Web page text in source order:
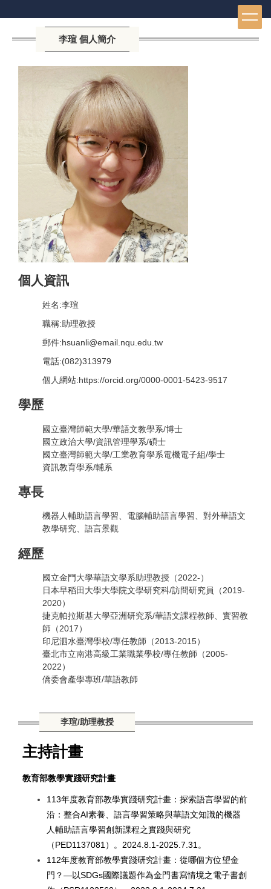
到
李瑄 個人簡介
個人資訊
姓名:李瑄
職稱:助理教授
郵件:hsuanli@email.nqu.edu.tw
電話:(082)313979
個人網站:https://orcid.org/0000-0001-5423-9517
學歷
國立臺灣師範大學/華語文教學系/博士
國立政治大學/資訊管理學系/碩士
國立臺灣師範大學/工業教育學系電機電子組/學士
資訊教育學系/輔系
專長
機器人輔助語言學習、電腦輔助語言學習、對外華語文
教學研究、語言景觀
經歷
國立金門大學華語文學系助理教授（2022-）
日本早稻田大學大學院文學研究科/訪問研究員（2019-
2020）
捷克帕拉斯基大學亞洲研究系/華語文課程教師、實習教
師（2017）
印尼泗水臺灣學校/專任教師（2013-2015）
臺北市立南港高級工業職業學校/專任教師（2005-
2022）
僑委會產學專班/華語教師
李瑄/助理教授
主持計畫
教育部教學實踐研究計畫
113年度教育部教學實踐研究計畫：探索語言學習的前
沿：整合AI素養、語言學習策略與華語文知識的機器
人輔助語言學習創新課程之實踐與研究
（PED1137081）。2024.8.1-2025.7.31。
112年度教育部教學實踐研究計畫：從哪個方位望金
門？—以SDGs國際議題作為金門書寫情境之電子書創